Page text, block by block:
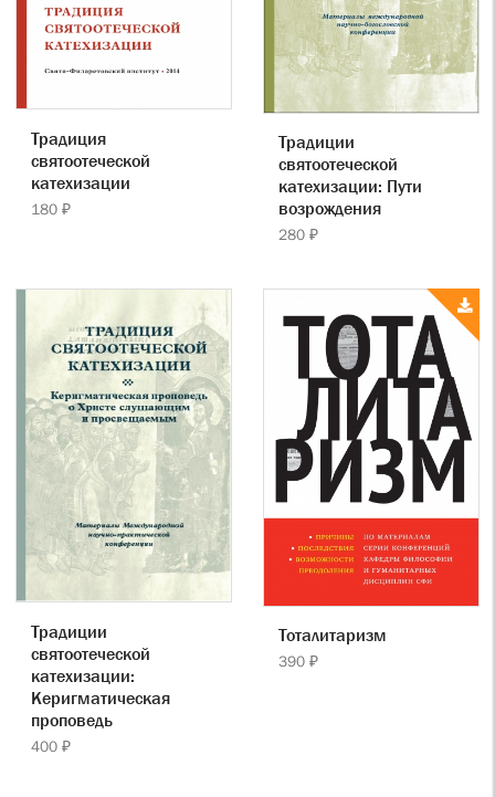
Традиция
святоотеческой
катехизации
180 ₽
Традиции
святоотеческой
катехизации: Пути
возрождения
280 ₽
Традиции
святоотеческой
катехизации:
Керигматическая
проповедь
400 ₽
Тоталитаризм
390 ₽